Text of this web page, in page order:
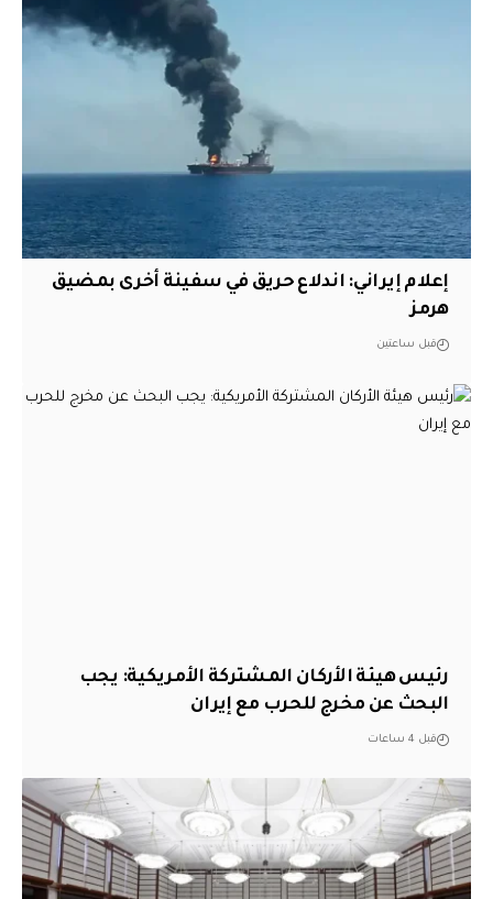
إعلام إيراني: اندلاع حريق في سفينة أخرى بمضيق
هرمز
قبل ساعتين
رئيس هيئة الأركان المشتركة الأمريكية: يجب
البحث عن مخرج للحرب مع إيران
قبل 4 ساعات